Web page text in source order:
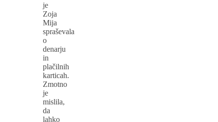
je
Zoja
Mija
spraševala
o
denarju
in
plačilnih
karticah.
Zmotno
je
mislila,
da
lahko